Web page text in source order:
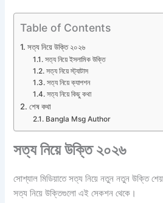
Table of Contents
সত্য নিয়ে উক্তি ২০২৬
সত্য নিয়ে ইসলামিক উক্তি
সত্য নিয়ে স্ট্যাটাস
সত্য নিয়ে ক্যাপশন
সত্য নিয়ে কিছু কথা
শেষ কথা
Bangla Msg Author
সত্য নিয়ে উক্তি ২০২৬
সোশ্যাল মিডিয়াতে সত্য নিয়ে নতুন নতুন উক্তি
সত্য নিয়ে উক্তিগুলো এই সেকশন থেকে।